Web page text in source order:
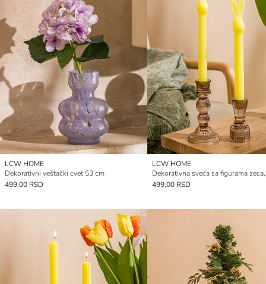
LCW HOME
Dekorativni veštački cvet 53 cm
499,00 RSD
LCW HOME
499,00 RSD